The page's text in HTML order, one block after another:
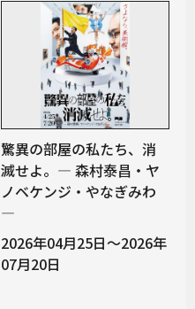
驚異の部屋の私たち、消
滅せよ。— 森村泰昌・ヤ
ノベケンジ・やなぎみわ
—
2026年04月25日～2026年
07月20日